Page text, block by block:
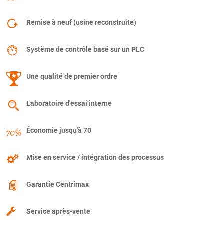
Remise à neuf (usine reconstruite)
Système de contrôle basé sur un PLC
Une qualité de premier ordre
Laboratoire d'essai interne
Économie jusqu'à 70
Mise en service / intégration des processus
Garantie Centrimax
Service après-vente